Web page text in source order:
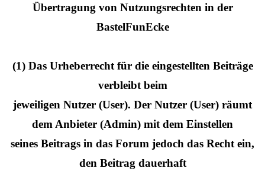
Übertragung von Nutzungsrechten in der
BastelFunEcke
(1) Das Urheberrecht für die eingestellten Beiträge
verbleibt beim
jeweiligen Nutzer (User). Der Nutzer (User) räumt
dem Anbieter (Admin) mit dem Einstellen
seines Beitrags in das Forum jedoch das Recht ein,
den Beitrag dauerhaft